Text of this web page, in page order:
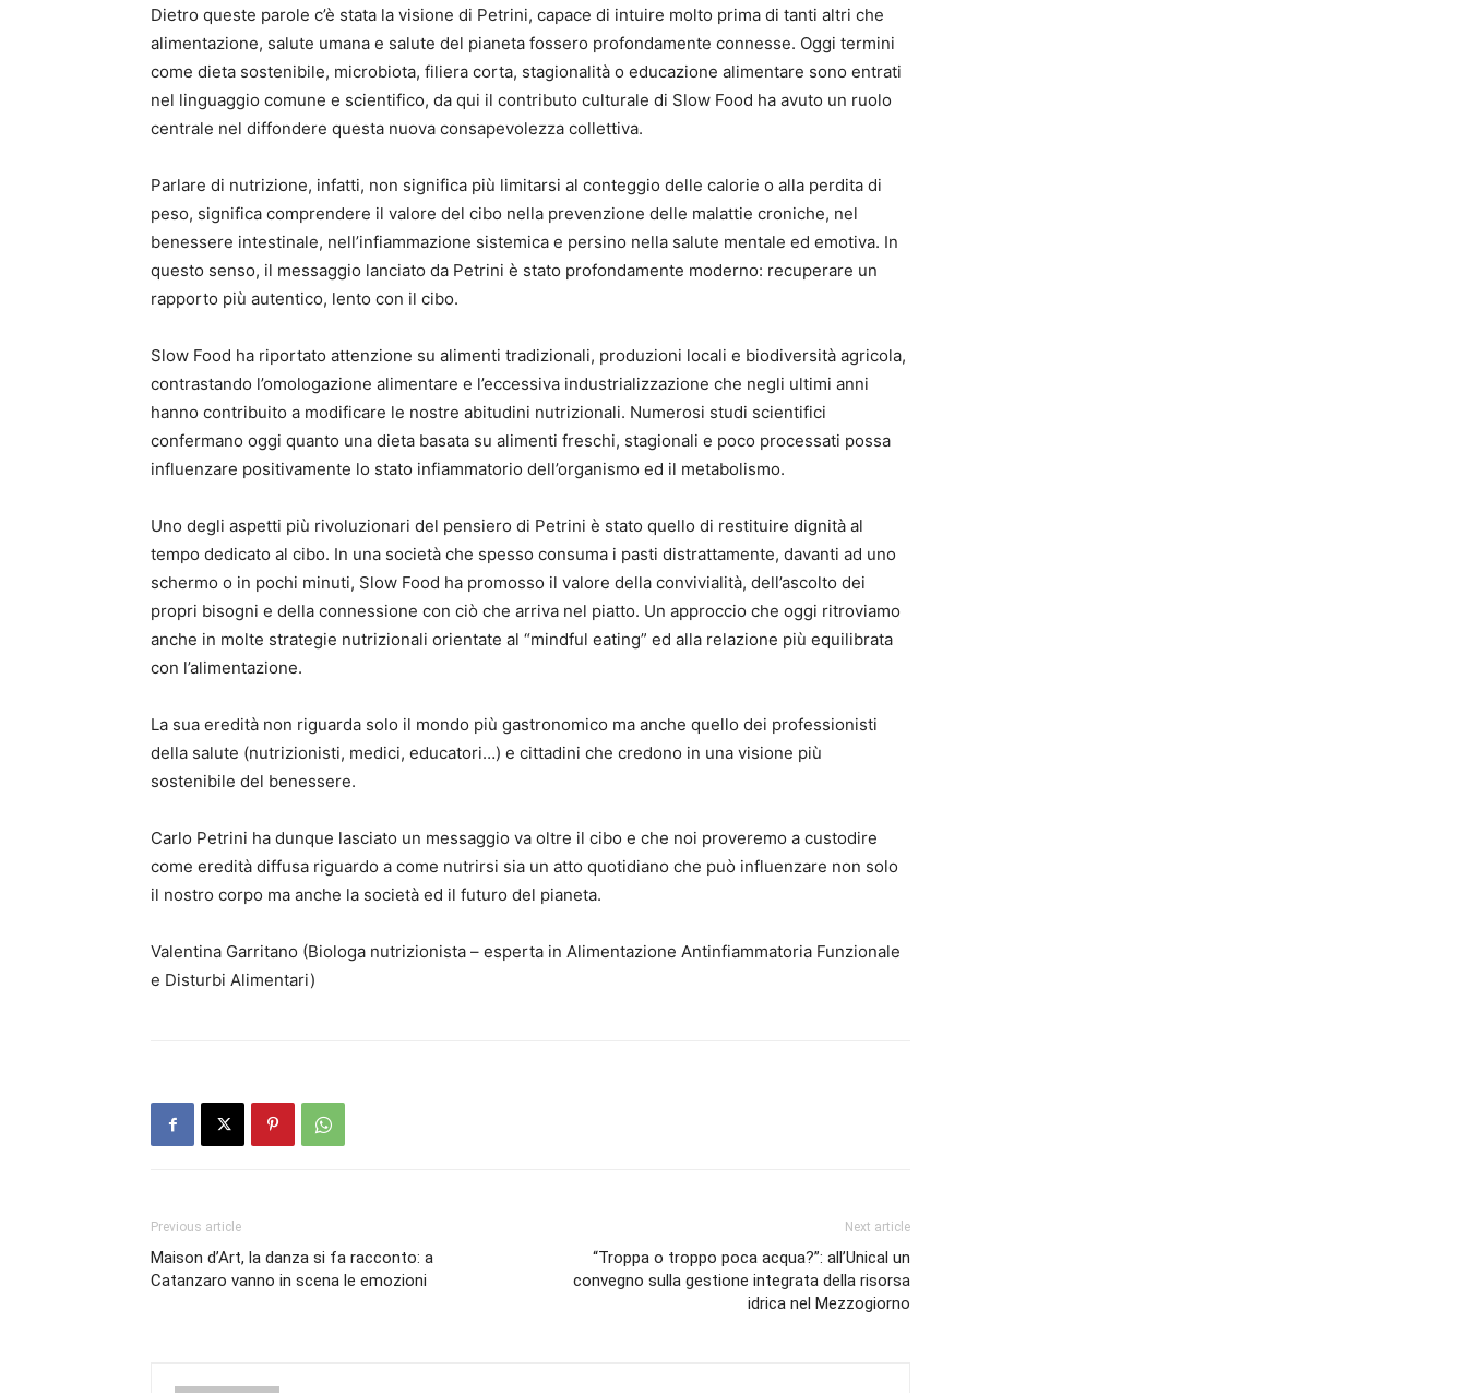
Dietro queste parole c’è stata la visione di Petrini, capace di intuire molto prima di tanti altri che
alimentazione, salute umana e salute del pianeta fossero profondamente connesse. Oggi termini
come dieta sostenibile, microbiota, filiera corta, stagionalità o educazione alimentare sono entrati
nel linguaggio comune e scientifico, da qui il contributo culturale di Slow Food ha avuto un ruolo
centrale nel diffondere questa nuova consapevolezza collettiva.
Parlare di nutrizione, infatti, non significa più limitarsi al conteggio delle calorie o alla perdita di
peso, significa comprendere il valore del cibo nella prevenzione delle malattie croniche, nel
benessere intestinale, nell’infiammazione sistemica e persino nella salute mentale ed emotiva. In
questo senso, il messaggio lanciato da Petrini è stato profondamente moderno: recuperare un
rapporto più autentico, lento con il cibo.
Slow Food ha riportato attenzione su alimenti tradizionali, produzioni locali e biodiversità agricola,
contrastando l’omologazione alimentare e l’eccessiva industrializzazione che negli ultimi anni
hanno contribuito a modificare le nostre abitudini nutrizionali. Numerosi studi scientifici
confermano oggi quanto una dieta basata su alimenti freschi, stagionali e poco processati possa
influenzare positivamente lo stato infiammatorio dell’organismo ed il metabolismo.
Uno degli aspetti più rivoluzionari del pensiero di Petrini è stato quello di restituire dignità al
tempo dedicato al cibo. In una società che spesso consuma i pasti distrattamente, davanti ad uno
schermo o in pochi minuti, Slow Food ha promosso il valore della convivialità, dell’ascolto dei
propri bisogni e della connessione con ciò che arriva nel piatto. Un approccio che oggi ritroviamo
anche in molte strategie nutrizionali orientate al “mindful eating” ed alla relazione più equilibrata
con l’alimentazione.
La sua eredità non riguarda solo il mondo più gastronomico ma anche quello dei professionisti
della salute (nutrizionisti, medici, educatori…) e cittadini che credono in una visione più
sostenibile del benessere.
Carlo Petrini ha dunque lasciato un messaggio va oltre il cibo e che noi proveremo a custodire
come eredità diffusa riguardo a come nutrirsi sia un atto quotidiano che può influenzare non solo
il nostro corpo ma anche la società ed il futuro del pianeta.
Valentina Garritano (Biologa nutrizionista – esperta in Alimentazione Antinfiammatoria Funzionale
e Disturbi Alimentari)
Previous article
Maison d’Art, la danza si fa racconto: a
Catanzaro vanno in scena le emozioni
Next article
“Troppa o troppo poca acqua?”: all’Unical un
convegno sulla gestione integrata della risorsa
idrica nel Mezzogiorno